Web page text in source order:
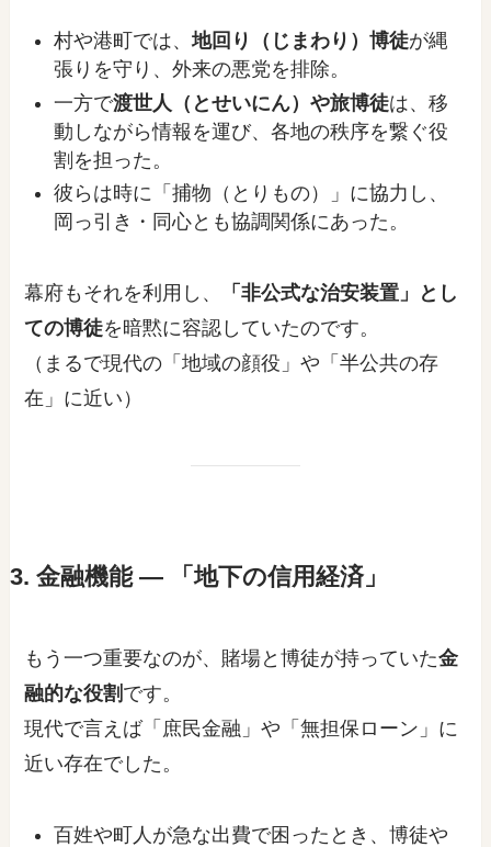
村や港町では、地回り（じまわり）博徒が縄
張りを守り、外来の悪党を排除。
一方で渡世人（とせいにん）や旅博徒は、移
動しながら情報を運び、各地の秩序を繋ぐ役
割を担った。
彼らは時に「捕物（とりもの）」に協力し、
岡っ引き・同心とも協調関係にあった。
幕府もそれを利用し、
「非公式な治安装置」とし
ての博徒を暗黙に容認していたのです。
（まるで現代の「地域の顔役」や「半公共の存
在」に近い）
3. 金融機能 ― 「地下の信用経済」
もう一つ重要なのが、賭場と博徒が持っていた金
融的な役割 です。
現代で言えば「庶民金融」や「無担保ローン」に
近い存在でした。
百姓や町人が急な出費で困ったとき、博徒や